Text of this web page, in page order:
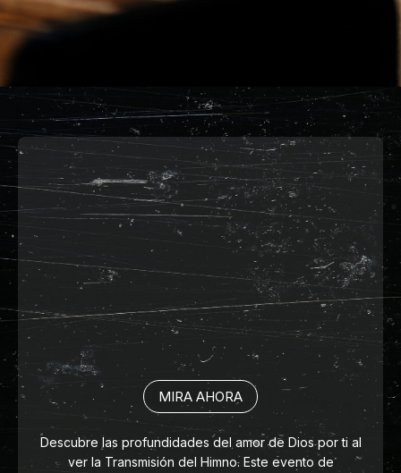
MIRA AHORA
Descubre las profundidades del amor de Dios por ti al
ver la Transmisión del Himno. Este evento de